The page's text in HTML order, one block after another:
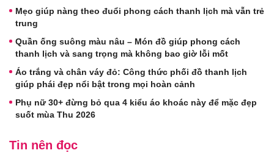
Mẹo giúp nàng theo đuổi phong cách thanh lịch mà vẫn trẻ
trung
Quần ống suông màu nâu – Món đồ giúp phong cách
thanh lịch và sang trọng mà không bao giờ lỗi mốt
Áo trắng và chân váy đỏ: Công thức phối đồ thanh lịch
giúp phái đẹp nổi bật trong mọi hoàn cảnh
Phụ nữ 30+ đừng bỏ qua 4 kiểu áo khoác này để mặc đẹp
suốt mùa Thu 2026
Tin nên đọc